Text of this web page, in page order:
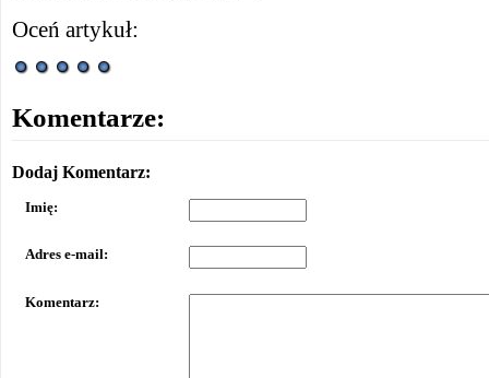
Oceń artykuł:
Komentarze:
Dodaj Komentarz:
Imię:
Adres e-mail:
Komentarz: